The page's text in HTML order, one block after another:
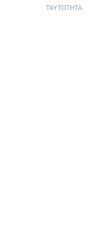
ΤΑΥΤΟΤΗΤΑ